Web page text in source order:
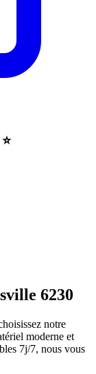
6230
notre
moderne et
7j/7, nous vous